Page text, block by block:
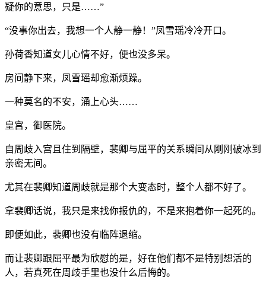
疑你的意思，只是……”
“没事你出去，我想一个人静一静！”凤雪瑶冷冷开口。
孙荷香知道女儿心情不好，便也没多呆。
房间静下来，凤雪瑶却愈渐烦躁。
一种莫名的不安，涌上心头……
皇宫，御医院。
自周歧入宫且住到隔壁，裴卿与屈平的关系瞬间从刚刚破冰到
亲密无间。
尤其在裴卿知道周歧就是那个大变态时，整个人都不好了。
拿裴卿话说，我只是来找你报仇的，不是来抱着你一起死的。
即便如此，裴卿也没有临阵退缩。
而让裴卿跟屈平最为欣慰的是，好在他们都不是特别想活的
人，若真死在周歧手里也没什么后悔的。